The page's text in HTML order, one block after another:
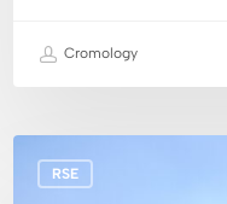
Cromology
RSE